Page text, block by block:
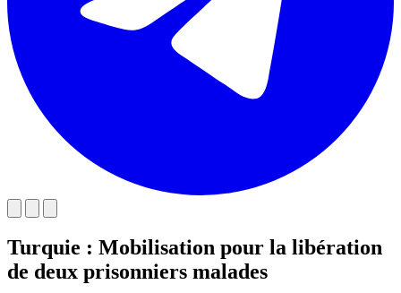
Turquie : Mobilisation pour la libération
de deux prisonniers malades